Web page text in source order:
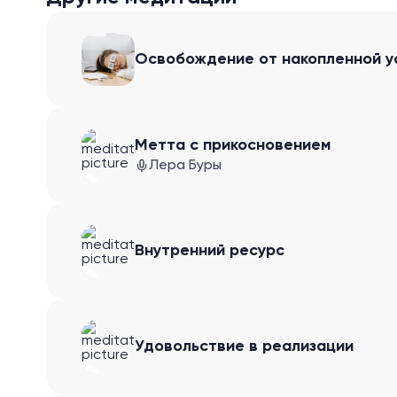
Освобождение от накопленной
Метта с прикосновением
Лера Буры
Внутренний ресурс
Удовольствие в реализации